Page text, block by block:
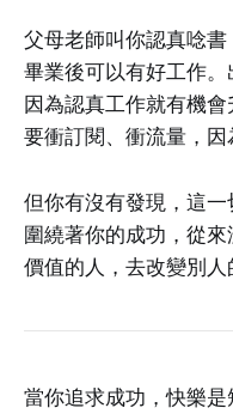
父母老師叫你認真唸書
畢業後可以有好工作。
因為認真工作就有機
要衝訂閱、衝流量，因
但你有沒有發現，這一
圍繞著你的成功，從
價值的人，去改變別人
當你追求成功，快樂